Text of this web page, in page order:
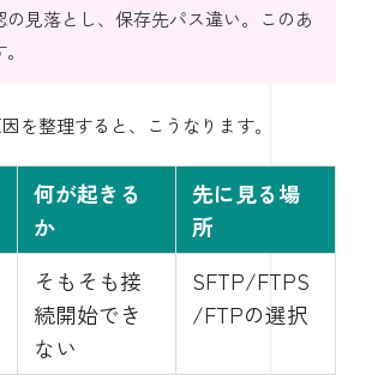
の見落とし、保存先パス違い。このあ
を整理すると、こうなります。
何が起きる
か
先に見る場
所
そもそも接
続開始でき
ない
SFTP/FTPS
/FTPの選択